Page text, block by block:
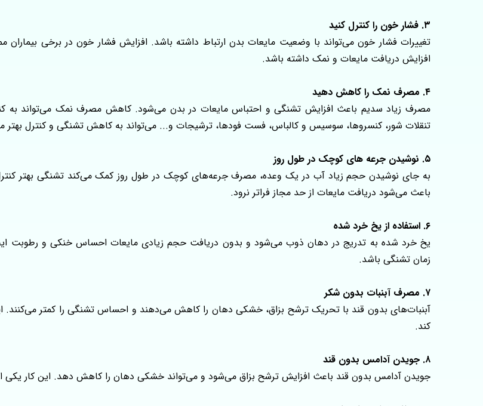
۳. فشار خون را کنترل کنید
تغییرات فشار خون می‌تواند با وضعیت مایعات بدن ارتباط داشته باشد. افزایش فشار خون در برخی
افزایش دریافت مایعات و نمک داشته باشد.
۴. مصرف نمک را کاهش دهید
مصرف زیاد سدیم باعث افزایش تشنگی و احتباس مایعات در بدن می‌شود. کاهش مصرف نمک می‌تواند به
تنقلات شور، کنسروها، سوسیس و کالباس، فست‌ فودها، ترشیجات و... می‌تواند به کاهش تشنگی و کنترل بهتر
۵. نوشیدن جرعه‌ های کوچک در طول روز
به‌ جای نوشیدن حجم زیاد آب در یک وعده، مصرف جرعه‌های کوچک در طول روز کمک می‌کند تشنگی بهتر
باعث می‌شود دریافت مایعات از حد مجاز فراتر نرود.
۶. استفاده از یخ خرد شده
یخ خرد شده به‌ تدریج در دهان ذوب می‌شود و بدون دریافت حجم زیادی مایعات احساس خنکی و رطوبت
زمان تشنگی باشد.
۷. مصرف آبنبات بدون شکر
آبنبات‌های بدون قند با تحریک ترشح بزاق، خشکی دهان را کاهش می‌دهند و احساس تشنگی را کمتر
کند.
۸. جویدن آدامس بدون قند
جویدن آدامس بدون قند باعث افزایش ترشح بزاق می‌شود و می‌تواند خشکی دهان را کاهش دهد. این کار یکی